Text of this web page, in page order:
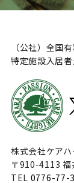
（公社）全国
特定施設入居
株式会社ケアハ
〒910-4113
TEL 0776-77-